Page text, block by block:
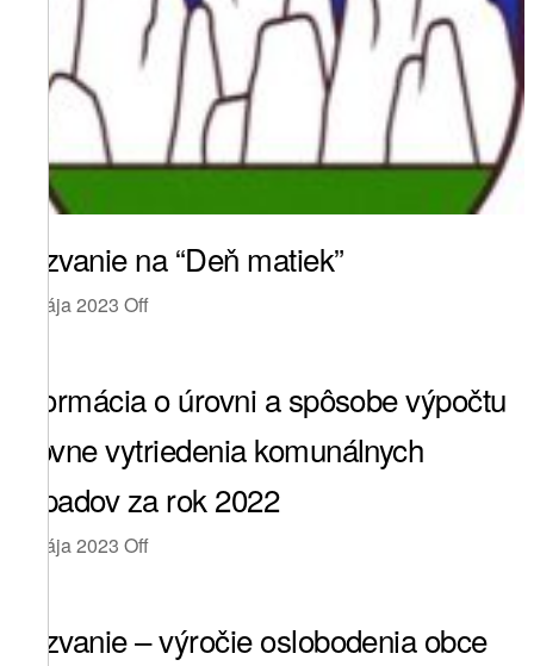
Pozvanie na “Deň matiek”
4. mája 2023 Off
Informácia o úrovni a spôsobe výpočtu
úrovne vytriedenia komunálnych
odpadov za rok 2022
3. mája 2023 Off
Pozvanie – výročie oslobodenia obce